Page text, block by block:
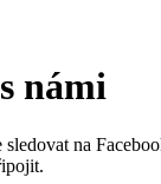
námi
na